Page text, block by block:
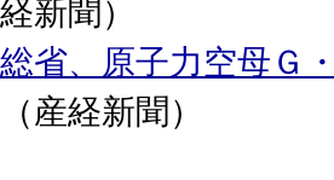
新聞）
省、原子力空母
（産経新聞）